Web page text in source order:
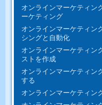
オンラインマーケティン
ーケティング
オンラインマーケティン
シングと自動化
オンラインマーケティン
ストを作成
オンラインマーケティン
する
オンラインマーケティン